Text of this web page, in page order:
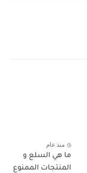
منذ عام
ما هي السلع و
المنتجات الممنوع